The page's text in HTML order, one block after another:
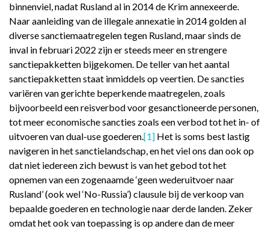
binnenviel, nadat Rusland al in 2014 de Krim annexeerde.
Naar aanleiding van de illegale annexatie in 2014 golden al
diverse sanctiemaatregelen tegen Rusland, maar sinds de
inval in februari 2022 zijn er steeds meer en strengere
sanctiepakketten bijgekomen. De teller van het aantal
sanctiepakketten staat inmiddels op veertien. De sancties
variëren van gerichte beperkende maatregelen, zoals
bijvoorbeeld een reisverbod voor gesanctioneerde personen,
tot meer economische sancties zoals een verbod tot het in- of
uitvoeren van dual-use goederen.[1] Het is soms best lastig
navigeren in het sanctielandschap, en het viel ons dan ook op
dat niet iedereen zich bewust is van het gebod tot het
opnemen van een zogenaamde ‘geen wederuitvoer naar
Rusland’ (ook wel ‘No-Russia’) clausule bij de verkoop van
bepaalde goederen en technologie naar derde landen. Zeker
omdat het ook van toepassing is op andere dan de meer